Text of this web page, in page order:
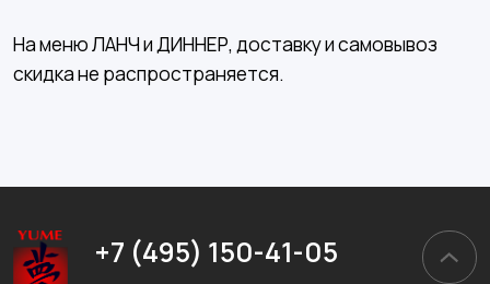
На меню ЛАНЧ и ДИННЕР, доставку и самовывоз
скидка не распространяется.
+7 (495) 150-41-05